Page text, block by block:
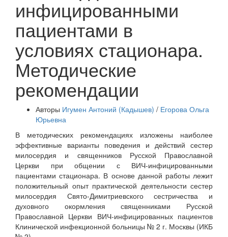
инфицированными
пациентами в
условиях стационара.
Методические
рекомендации
Авторы Игумен Антоний (Кадышев) / Егорова Ольга
Юрьевна
В методических рекомендациях изложены наиболее
эффективные варианты поведения и действий сестер
милосердия и священников Русской Православной
Церкви при общении с ВИЧ-инфицированными
пациентами стационара. В основе данной работы лежит
положительный опыт практической деятельности сестер
милосердия Свято-Димитриевского сестричества и
духовного окормления священниками Русской
Православной Церкви ВИЧ-инфицированных пациентов
Клинической инфекционной больницы № 2 г. Москвы (ИКБ